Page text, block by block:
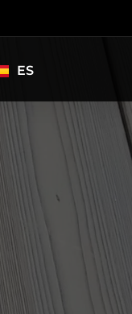
ES
DE